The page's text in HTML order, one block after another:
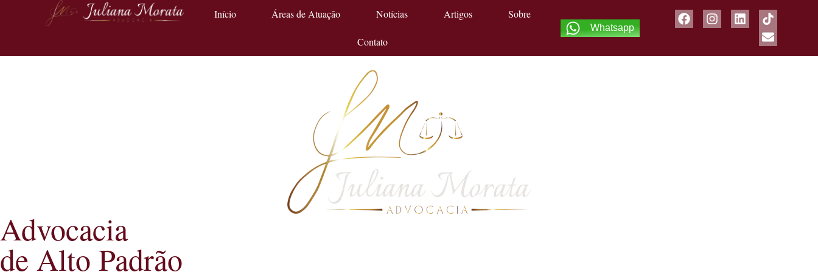
Início Áreas de Atuação Notícias Artigos Sobre
Contato
Whatsapp
Advocacia
de Alto Padrão